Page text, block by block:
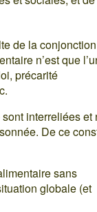
de la
n’est que
précarité
interreliées et
De ce
sans
globale (et